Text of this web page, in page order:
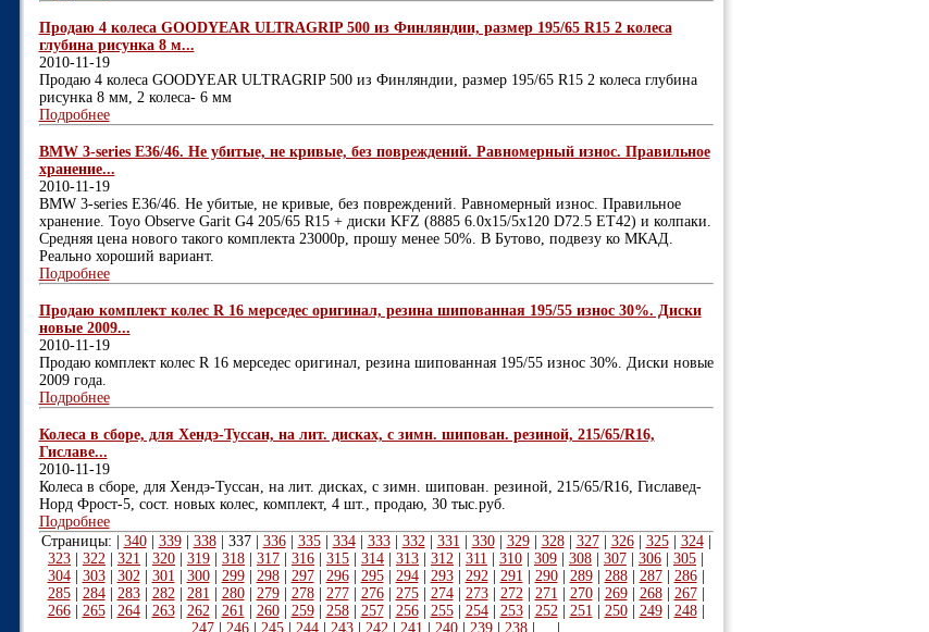
Продаю 4 колеса GOODYEAR ULTRAGRIP 500 из Финляндии, размер 195/65 R15 2 колеса
глубина рисунка 8 м...
2010-11-19
Продаю 4 колеса GOODYEAR ULTRAGRIP 500 из Финляндии, размер 195/65 R15 2 колеса глубина
рисунка 8 мм, 2 колеса- 6 мм
Подробнее
BMW 3-series E36/46. Не убитые, не кривые, без повреждений. Равномерный износ. Правильное
хранение...
2010-11-19
BMW 3-series E36/46. Не убитые, не кривые, без повреждений. Равномерный износ. Правильное
хранение. Toyo Observe Garit G4 205/65 R15 + диски KFZ (8885 6.0x15/5x120 D72.5 ET42) и колпаки.
Средняя цена нового такого комплекта 23000р, прошу менее 50%. В Бутово, подвезу ко МКАД.
Реально хороший вариант.
Подробнее
Продаю комплект колес R 16 мерседес оригинал, резина шипованная 195/55 износ 30%. Диски
новые 2009...
2010-11-19
Продаю комплект колес R 16 мерседес оригинал, резина шипованная 195/55 износ 30%. Диски новые
2009 года.
Подробнее
Колеса в сборе, для Хендэ-Туссан, на лит. дисках, с зимн. шипован. резиной, 215/65/R16,
Гиславе...
2010-11-19
Колеса в сборе, для Хендэ-Туссан, на лит. дисках, с зимн. шипован. резиной, 215/65/R16, Гиславед-
Норд Фрост-5, сост. новых колес, комплект, 4 шт., продаю, 30 тыс.руб.
Подробнее
Страницы: | 340| 339| 338| 337| 336| 335| 334| 333| 332| 331 330| 329| 328| 327| 326| 325| 324|
323
322 321 320 319 318 317 316 315 314 313 312 311 310 309 308 307 306 305
304| 303| 302| 301 300| 299| 298| 297| 296| 295| 294| 293| 292| 291 290| 289| 288| 287| 286|
285| 284| 283| 282| 281 280| 279| 278| 277| 276| 275| 274| 273| 272| 271 270| 269| 268| 267|
266| 265| 264| 263| 262| 261 260| 259| 258| 257| 256| 255| 254| 253| 252| 251 250| 249| 248|
247
246 245 244 243 242 241 240 239 238